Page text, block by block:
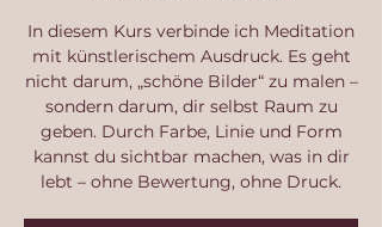
In diesem Kurs verbinde ich Meditation
mit künstlerischem Ausdruck. Es geht
nicht darum, „schöne Bilder“ zu malen –
sondern darum, dir selbst Raum zu
geben. Durch Farbe, Linie und Form
kannst du sichtbar machen, was in dir
lebt – ohne Bewertung, ohne Druck.